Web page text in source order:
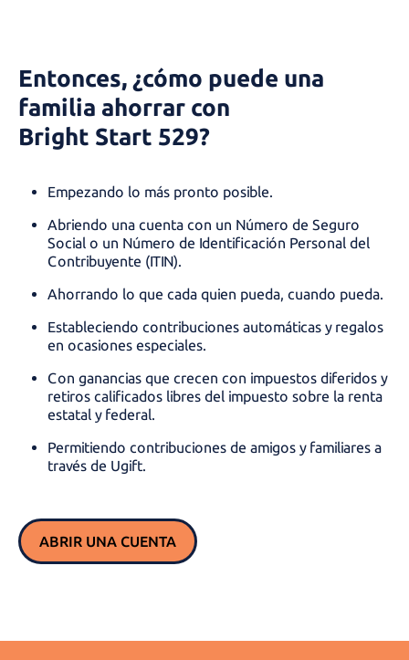
Entonces, ¿cómo puede una
familia ahorrar con
Bright Start 529?
Empezando lo más pronto posible.
Abriendo una cuenta con un Número de Seguro
Social o un Número de Identificación Personal del
Contribuyente (ITIN).
Ahorrando lo que cada quien pueda, cuando pueda.
Estableciendo contribuciones automáticas y regalos
en ocasiones especiales.
Con ganancias que crecen con impuestos diferidos y
retiros calificados libres del impuesto sobre la renta
estatal y federal.
Permitiendo contribuciones de amigos y familiares a
través de Ugift.
ABRIR UNA CUENTA